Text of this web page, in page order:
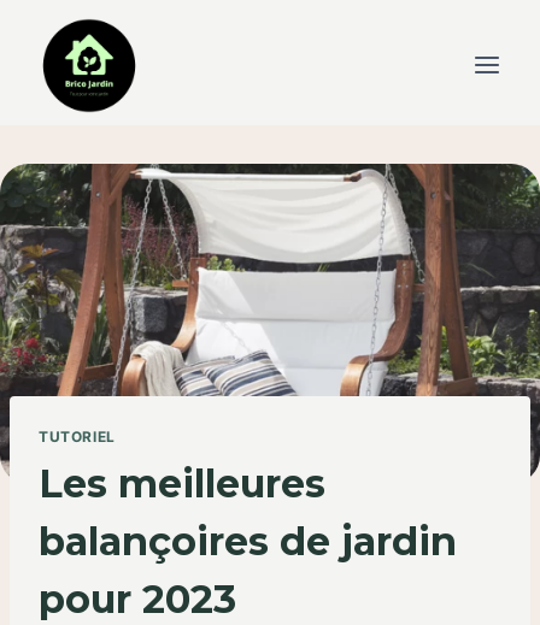
content
TUTORIEL
Les meilleures
balançoires de jardin
pour 2023